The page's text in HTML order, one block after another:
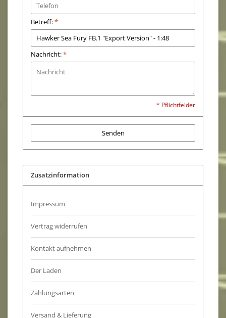
Betreff:*
Nachricht:*
* Pflichtfelder
Senden
Zusatzinformation
Impressum
Vertrag widerrufen
Kontakt aufnehmen
Der Laden
Zahlungsarten
Versand & Lieferung